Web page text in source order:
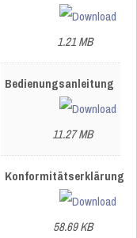
1.21 MB
Bedienungsanleitung
11.27 MB
Konformitätserklärung
58.69 KB